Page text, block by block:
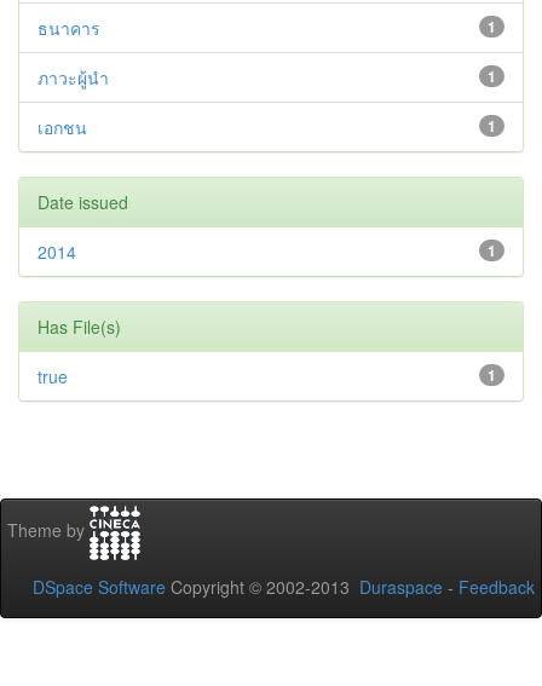
1
ธนาคาร
1
ภาวะผู้นำ
1
เอกชน
Date issued
1
2014
Has File(s)
1
true
Theme by
DSpace Software Copyright © 2002-2013 Duraspace - Feedback